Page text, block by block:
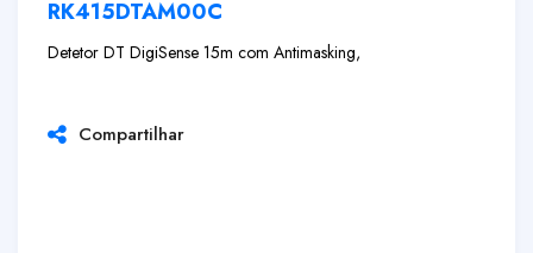
RK415DTAM00C
Detetor DT DigiSense 15m com Antimasking,
Compartilhar